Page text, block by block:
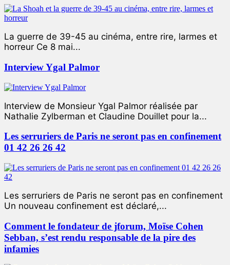
La guerre de 39-45 au cinéma, entre rire, larmes et
horreur Ce 8 mai...
Interview Ygal Palmor
Interview de Monsieur Ygal Palmor réalisée par
Nathalie Zylberman et Claudine Douillet pour la...
Les serruriers de Paris ne seront pas en confinement
01 42 26 26 42
Les serruriers de Paris ne seront pas en confinement
Un nouveau confinement est déclaré,...
Comment le fondateur de jforum, Moïse Cohen
Sebban, s’est rendu responsable de la pire des
infamies